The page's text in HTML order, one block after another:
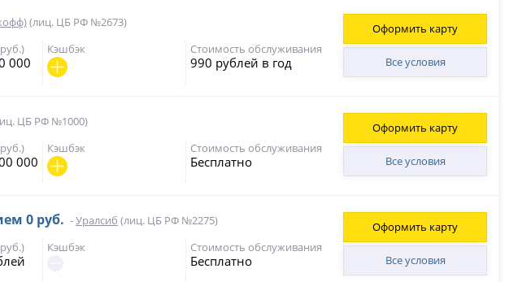
(лиц. ЦБ РФ №2673)
000
Кэшбэк Стоимость обслуживания
990 рублей в год Все условия
Оформить карту
ЦБ РФ №1000)
000
Кэшбэк Стоимость обслуживания
Бесплатно Все условия
Оформить карту
0 руб. -Уралсиб (лиц. ЦБ РФ №2275)
Кэшбэк Стоимость обслуживания
Бесплатно Все условия
Оформить карту